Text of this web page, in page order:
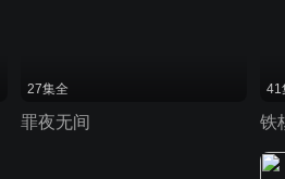
27集全
罪夜无间
41
铁